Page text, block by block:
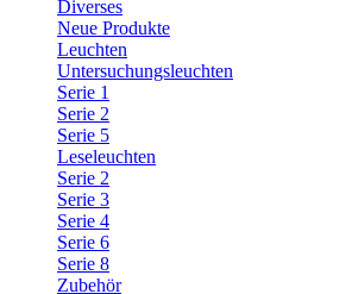
Diverses
Neue Produkte
Leuchten
Untersuchungsleuchten
Serie 1
Serie 2
Serie 5
Leseleuchten
Serie 2
Serie 3
Serie 4
Serie 6
Serie 8
Zubehör